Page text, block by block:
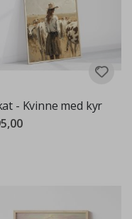
- Kvinne med kyr